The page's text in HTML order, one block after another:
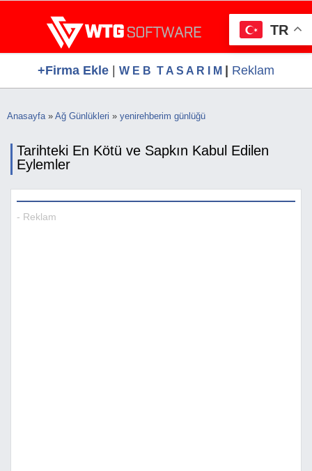
içeriğe
atla
WTG Software.Com, Web Tasarım, Google
Hizmetleri, Ücretsiz Firma Rehberi
Ücretsiz Firma Rehberi, Web Tasarım, Ücretsiz Firma Ekle
+Firma Ekle W E B T A S A R I M Reklam
Buradasınız
Anasayfa » Ağ Günlükleri » yenirehberim günlüğü
Tarihteki En Kötü ve Sapkın Kabul Edilen
Eylemler
- Reklam
TR